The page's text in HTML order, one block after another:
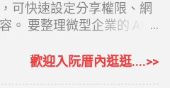
可快速設定分享權限、網
。 要整理微型企業的 AI
專屬網站 從 0 開始打造個人
歡迎入阮厝內逛逛....>>